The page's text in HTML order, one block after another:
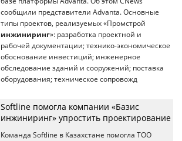
сообщили представители Advanta. Основные
типы проектов, реализуемых «Промстрой
инжиниринг»: разработка проектной и
рабочей документации; технико-экономическое
обоснование инвестиций; инженерное
обследование зданий и сооружений; поставка
оборудования; техническое сопровожд
Softline помогла компании «Базис
инжиниринг» упростить проектирование
Команда Softline в Казахстане помогла ТОО